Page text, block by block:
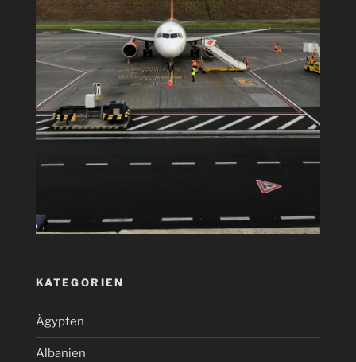
KATEGORIEN
Ägypten
Albanien